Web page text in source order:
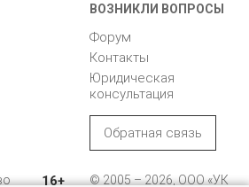
ВОЗНИКЛИ ВОПРОСЫ
Форум
Контакты
Юридическая
консультация
Обратная связь
16+
© 2005 – 2026, ООО «УК